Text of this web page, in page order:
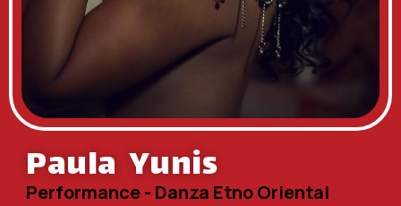
Paula Yunis
Performance - Danza Etno Oriental